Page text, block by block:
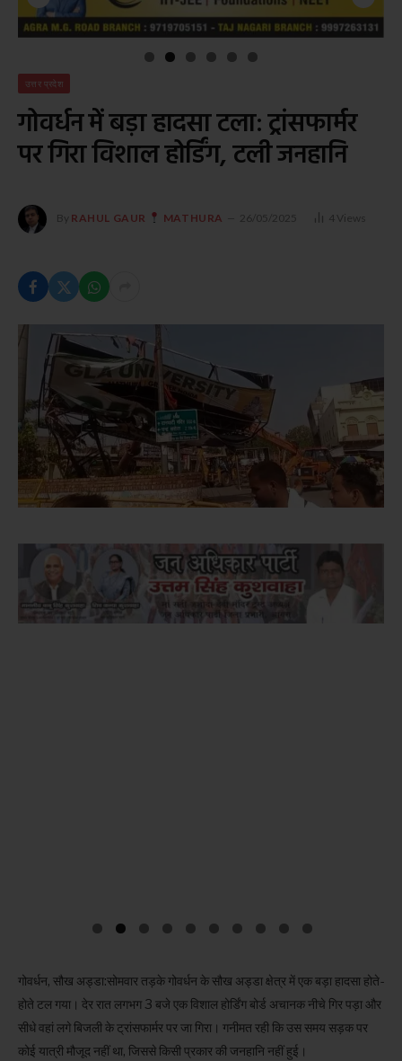
उत्तर प्रदेश
गोवर्धन में बड़ा हादसा टला: ट्रांसफार्मर
पर गिरा विशाल होर्डिंग, टली जनहानि
By RAHUL GAUR MATHURA 26/05/2025 4 Views
गोवर्धन, सौख अड्डा:सोमवार तड़के गोवर्धन के सौख अड्डा क्षेत्र में एक बड़ा हादसा होते-
होते टल गया। देर रात लगभग 3 बजे एक विशाल होर्डिंग बोर्ड अचानक नीचे गिर पड़ा और
सीधे वहां लगे बिजली के ट्रांसफार्मर पर जा गिरा। गनीमत रही कि उस समय सड़क पर
कोई यात्री मौजूद नहीं था, जिससे किसी प्रकार की जनहानि नहीं हुई।